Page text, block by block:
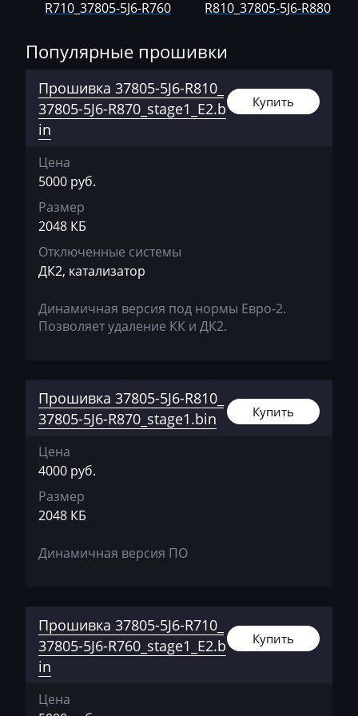
AVR
BAIC
Basak
Bauer
BAW
Bell
Bentley
BobCat
Buhler
Cadillac
Camc
Caterpillar
Challenger
Changan
Changhe
R710_37805-5J6-R760
R810_37805-5J6-R880
Популярные прошивки
Прошивка 37805-5J6-R810_
37805-5J6-R870_stage1_E2.b
in
Купить
Цена
5000 руб.
Размер
2048 КБ
Отключенные системы
ДК2, катализатор
Динамичная версия под нормы Евро-2.
Позволяет удаление КК и ДК2.
Прошивка 37805-5J6-R810_
37805-5J6-R870_stage1.bin
Купить
Цена
4000 руб.
Размер
2048 КБ
Динамичная версия ПО
Прошивка 37805-5J6-R710_
37805-5J6-R760_stage1_E2.b
in
Купить
Цена